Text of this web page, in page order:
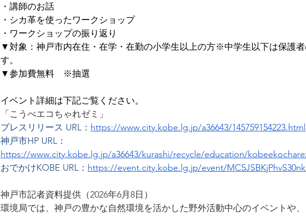
・講師のお話
・シカ革を使ったワークショップ
・ワークショップの振り返り
▼対象：神戸市内在住・在学・在勤の小学生以上の方※中学生以下は保護
す。
▼参加費無料　※抽選
イベント詳細は下記ご覧ください。
「こうべエコちゃれゼミ」
プレスリリース URL： https://www.city.kobe.lg.jp/a36643/145759154223.html
神戸市HP URL：
https://www.city.kobe.lg.jp/a36643/kurashi/recycle/education/
おでかけKOBE URL： https://event.city.kobe.lg.jp/event/
神戸市記者資料提供（2026年6月8日）
環境局では、神戸の豊かな自然環境を活かした野外活動中心のイベントや